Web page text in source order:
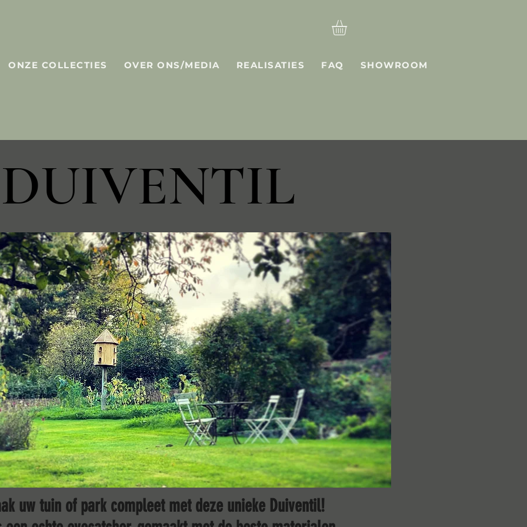
ONZE COLLECTIES OVER ONS/MEDIA REALISATIES FAQ SHOWROOM
DUIVENTIL
uw tuin of park compleet met deze unieke Duiventil!